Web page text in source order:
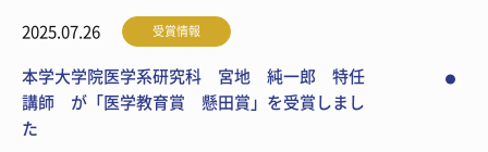
2025.07.26 受賞情報
本学大学院医学系研究科 宮地 純一郎 特任
講師 が「医学教育賞 懸田賞」を受賞しまし
た